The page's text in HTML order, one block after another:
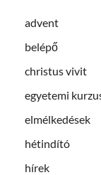
advent
belépő
christus vivit
egyetemi
elmélkedések
hétindító
hírek